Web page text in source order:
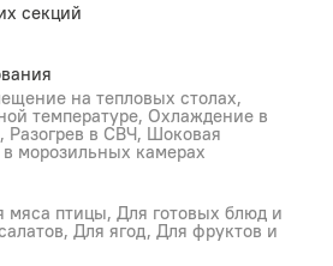
секций
на тепловых столах,
температуре, Охлаждение в
Разогрев в СВЧ, Шоковая
морозильных камерах
мяса птицы, Для готовых блюд и
Для ягод, Для фруктов и